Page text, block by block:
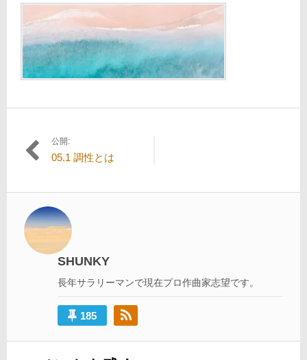
月
6
日
の
リ
ン
ク:
投
ナ
ビ
ゲ
ー
公開:
05.1 調性とは
SHUNKY
長年サラリーマンで現在プロ作曲家志望です。
185